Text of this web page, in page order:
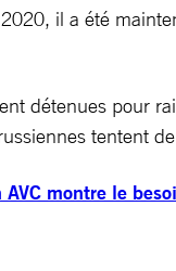
il a été
détenues pour
tentent
montre le